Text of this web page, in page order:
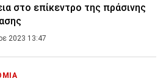
στο επίκεντρο της πράσινης
2023 13:47